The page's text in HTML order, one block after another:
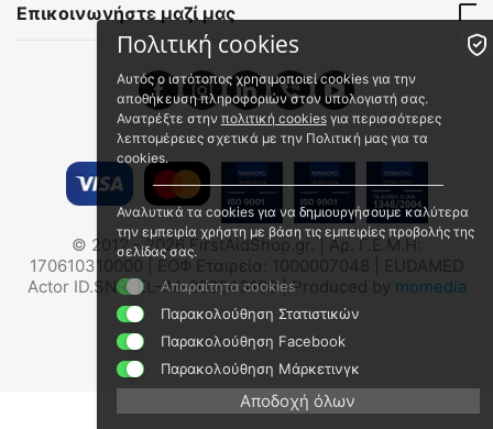
€27.90
(χωρίς ΦΠΑ)
€9.99
€ 8.06
-40%
Τζόκεϊ Tactical Medical
Solutions
TAC-GHAT
Άμεσα διαθέσιμο
Αποστολή εντός 24 ωρών
-40%
Mil-Tec Παλαιστινιακό
Κασκόλ
12609202
Άμεσα διαθέσιμο
Αποστολή εντός 24 ωρών
€ 6.89
€5.56 (χωρίς ΦΠΑ)
Επικοινωνήστε μαζί μας
© 2012 - 2026 FirstAidShop.gr. | Αρ. Γ.Ε.Μ.Η:
170610310000 | ΕΟΦ Εταιρεία: 1000007048 | EUDAMED
Actor ID.SNR: EL-IM-000043108 | Produced by momedia
Πολιτική cookies
Αυτός ο ιστότοπος χρησιμοποιεί cookies για την
αποθήκευση πληροφοριών στον υπολογιστή σας.
Ανατρέξτε στην πολιτική cookiesγια περισσότερες
λεπτομέρειες σχετικά με την Πολιτική μας για τα
cookies.
Αναλυτικά τα cookies για να δημιουργήσουμε καλύτερα
την εμπειρία χρήστη με βάση τις εμπειρίες προβολής της
σελίδας σας.
Απαραίτητα cookies
Παρακολούθηση Στατιστικών
Παρακολούθηση Facebook
Παρακολούθηση Μάρκετινγκ
Αποδοχή όλων